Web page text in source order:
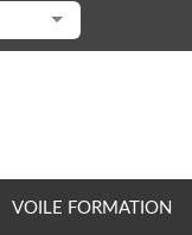
VOILE FORMATION